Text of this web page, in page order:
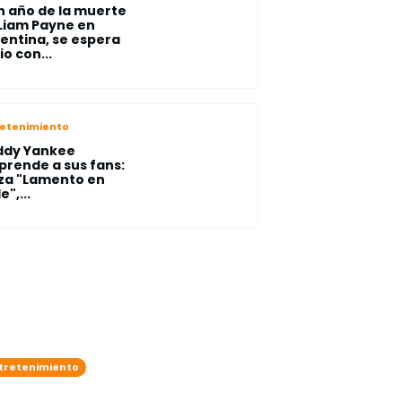
año de la muerte
Payne en
se espera
con...
Yankee
a sus fans:
"Lamento en